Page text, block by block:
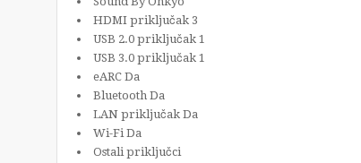
HDMI priključak 3
USB 2.0 priključak 1
USB 3.0 priključak 1
eARC Da
Bluetooth Da
LAN priključak Da
Wi-Fi Da
Ostali priključci